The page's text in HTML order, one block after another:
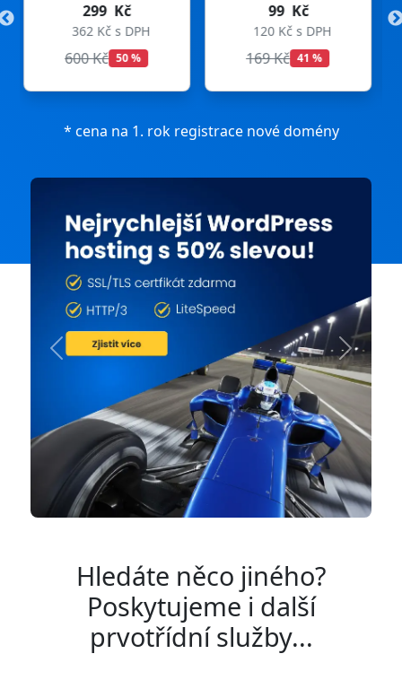
99 Kč
120 Kč s DPH
169 Kč 41 %
275 Kč
333 Kč s DPH
299 Kč 8 %
* cena na 1. rok registrace nové domény
Previous Next
Hledáte něco jiného?
Poskytujeme i další
prvotřídní služby...